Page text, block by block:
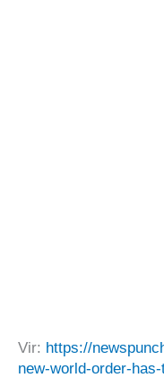
Vir: https://
new-world-order-